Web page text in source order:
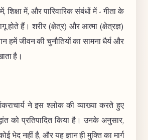
शिक्षा में, और पारिवारिक संबंधों में - गीता के
होते हैं। शरीर (क्षेत्र) और आत्मा (क्षेत्रज्ञ)
हमें जीवन की चुनौतियों का सामना धैर्य और
है।
ने इस श्लोक की व्याख्या करते हुए
को प्रतिपादित किया है। उनके अनुसार,
भेद नहीं है, और यह ज्ञान ही मुक्ति का मार्ग